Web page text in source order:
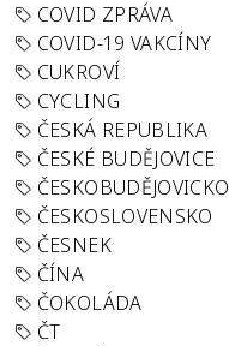
COVID ZPRÁVA
COVID-19 VAKCÍNY
CUKROVÍ
CYCLING
ČESKÁ REPUBLIKA
ČESKÉ BUDĚJOVICE
ČESKOBUDĚJOVICKO
ČESKOSLOVENSKO
ČESNEK
ČÍNA
ČOKOLÁDA
ČT